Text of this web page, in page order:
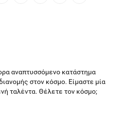
αναπτυσσόμενο κατάστημα
στον κόσμο. Είμαστε μία
ταλέντα. Θέλετε τον κόσμο;